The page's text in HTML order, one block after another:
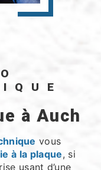
à Auch
vous
à la plaque, si
usant d’une